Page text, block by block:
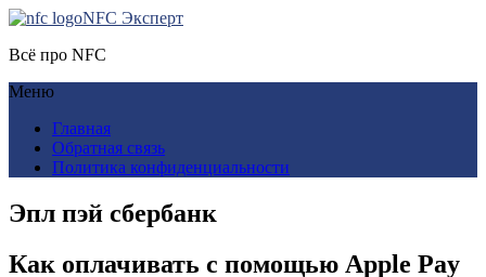
NFC Эксперт
Всё про NFC
Меню
Главная
Обратная связь
Политика конфиденциальности
Эпл пэй сбербанк
Как оплачивать с помощью Apple Pay